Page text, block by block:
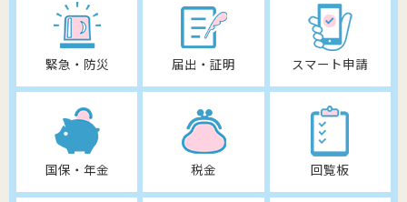
緊急・防災 届出・証明 スマート申請
国保・年金 税金 回覧板